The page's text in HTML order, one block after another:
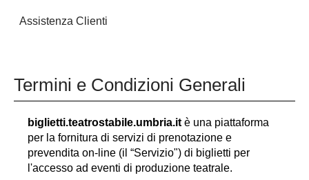
Assistenza Clienti
Termini e Condizioni Generali
biglietti.teatrostabile.umbria.it è una piattaforma
per la fornitura di servizi di prenotazione e
prevendita on-line (il “Servizio") di biglietti per
l'accesso ad eventi di produzione teatrale.